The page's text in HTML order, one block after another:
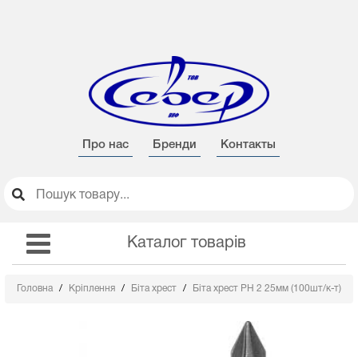
Про нас Бренди Контакты
Каталог товарів
Головна Кріплення Біта хрест Біта хрест РН 2 25мм (100шт/к-т)